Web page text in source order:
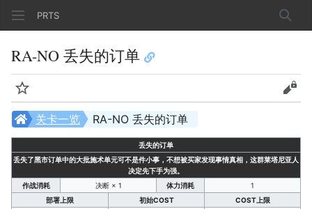
PRTS 搜索
RA-NO 丢失的订单
监视 查看
RA-NO 丢失的订单
关卡一览
丢失的订单
丢失了黑市订单中的大批施术单元可不是件小事，不想被买家发现事情真相，这群莱塔尼亚人
决定先下手为强。
作战消耗
决断 × 1 体力消耗
1
部署上限
初始COST
COST上限